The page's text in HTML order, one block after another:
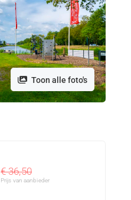
Toon alle foto's
€ 36,50
Prijs van aanbieder